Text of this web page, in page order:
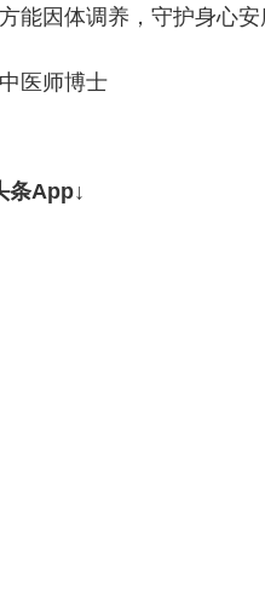
能因体调养，守护身心安
医师博士
条App↓